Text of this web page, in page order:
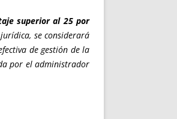
superior al 25 por
se considerará
de gestión de la
por el administrador